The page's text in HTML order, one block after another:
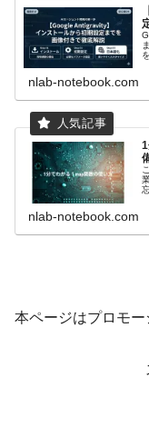
nlab-notebook.com
nlab-notebook.com
本ページはプロモー